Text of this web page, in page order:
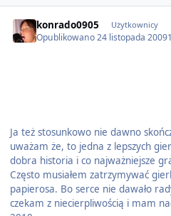
konrado0905 Użytkownicy
Opublikowano24 listopada 2009
Ja też stosunkowo nie dawno
uważam że, to jedna z lepszych
dobra historia i co najważniejsze
Często musiałem zatrzymywać
papierosa. Bo serce nie dawało
czekam z niecierpliwością i mam